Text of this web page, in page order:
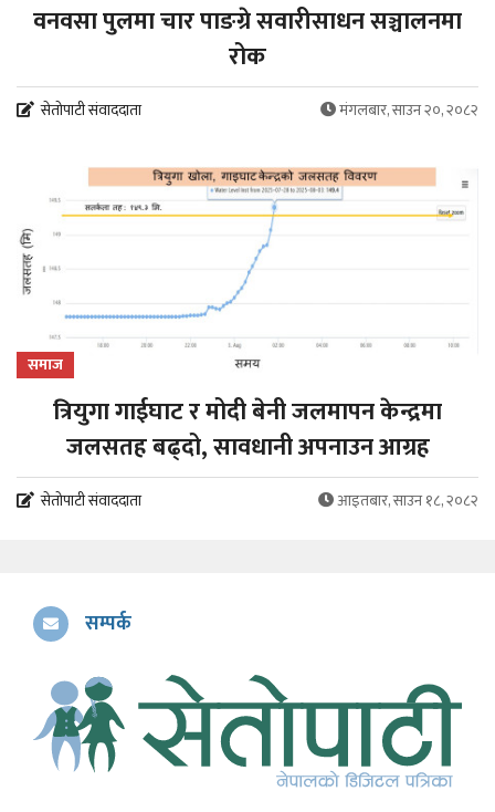
वनवसा पुलमा चार पाङग्रे सवारीसाधन सञ्चालनमा
रोक
सेतोपाटी संवाददाता मंगलबार, साउन २०, २०८२
समाज
त्रियुगा गाईघाट र मोदी बेनी जलमापन केन्द्रमा
जलसतह बढ्दो, सावधानी अपनाउन आग्रह
सेतोपाटी संवाददाता आइतबार, साउन १८, २०८२
सम्पर्क